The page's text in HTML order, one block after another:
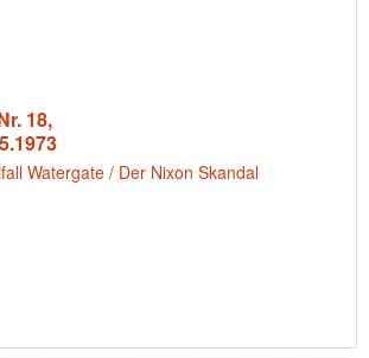
18,
Watergate / Der Nixon Skandal